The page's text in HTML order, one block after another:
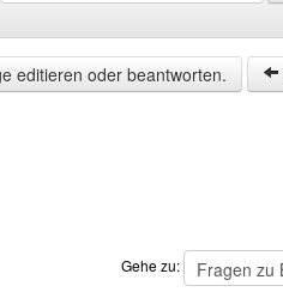
editieren oder beantworten.
Gehe zu: